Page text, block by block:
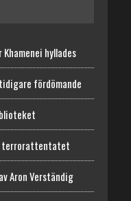
hyllades
fördömande
terrorattentatet
Aron Verständig